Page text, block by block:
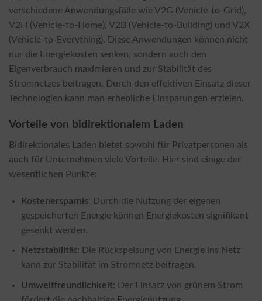
verschiedene Anwendungsfälle wie V2G (Vehicle-to-Grid),
V2H (Vehicle-to-Home), V2B (Vehicle-to-Building) und V2X
(Vehicle-to-Everything). Diese Anwendungen können nicht
nur die Energiekosten senken, sondern auch den
Eigenverbrauch maximieren und zur Stabilität des
Stromnetzes beitragen. Durch den effektiven Einsatz dieser
Technologien kann man erhebliche Einsparungen erzielen.
Vorteile von bidirektionalem Laden
Bidirektionales Laden bietet sowohl für Privatpersonen als
auch für Unternehmen viele Vorteile. Hier sind einige der
wesentlichen Punkte:
Kostenersparnis: Durch die Nutzung der eigenen
gespeicherten Energie können Energiekosten signifikant
gesenkt werden.
Netzstabilität: Die Rückspeisung von Energie ins Netz
kann zur Stabilität im Stromnetz beitragen.
Umweltfreundlichkeit: Der Einsatz von grünem Strom